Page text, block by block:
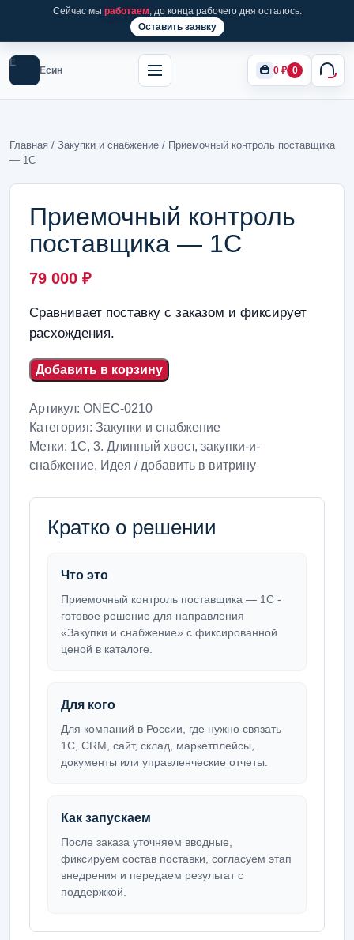
Сейчас мы работаем, до конца рабочего дня осталось:
Оставить заявку
Е
Есин 0 ₽ 0
Главная / Закупки и снабжение / Приемочный контроль поставщика
— 1С
Приемочный контроль
поставщика — 1С
79 000 ₽
Сравнивает поставку с заказом и фиксирует
расхождения.
Добавить в корзину
Артикул: ONEC-0210
Категория: Закупки и снабжение
Метки: 1С, 3. Длинный хвост, закупки-и-
снабжение, Идея / добавить в витрину
Кратко о решении
Что это
Приемочный контроль поставщика — 1С -
готовое решение для направления
«Закупки и снабжение» с фиксированной
ценой в каталоге.
Для кого
Для компаний в России, где нужно связать
1С, CRM, сайт, склад, маркетплейсы,
документы или управленческие отчеты.
Как запускаем
После заказа уточняем вводные,
фиксируем состав поставки, согласуем этап
внедрения и передаем результат с
поддержкой.